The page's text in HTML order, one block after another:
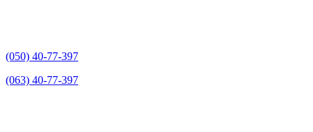
(050) 40-77-397
(063) 40-77-397